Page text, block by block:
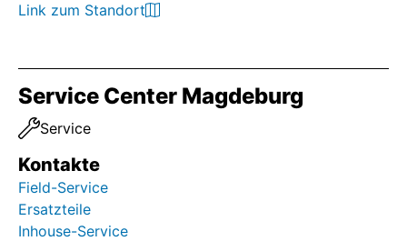
Link zum Standort
Service Center Magdeburg
Service
Kontakte
Field-Service
Ersatzteile
Inhouse-Service